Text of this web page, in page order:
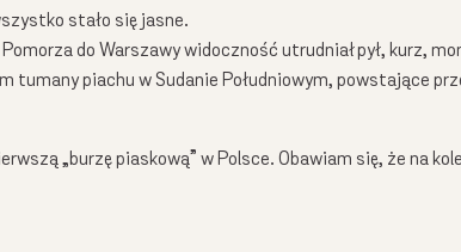
stało się jasne.
do Warszawy widoczność utrudniał pył, kurz,
tumany piachu w Sudanie Południowym, powstające
„burzę piaskową” w Polsce. Obawiam się, że na
mnie maili dotyczących przyrody i moich działań, a dodatkowo zgadzasz się
moich produktów np. kalendarzy - Całą politykę prywatności znajdziesztutaj.